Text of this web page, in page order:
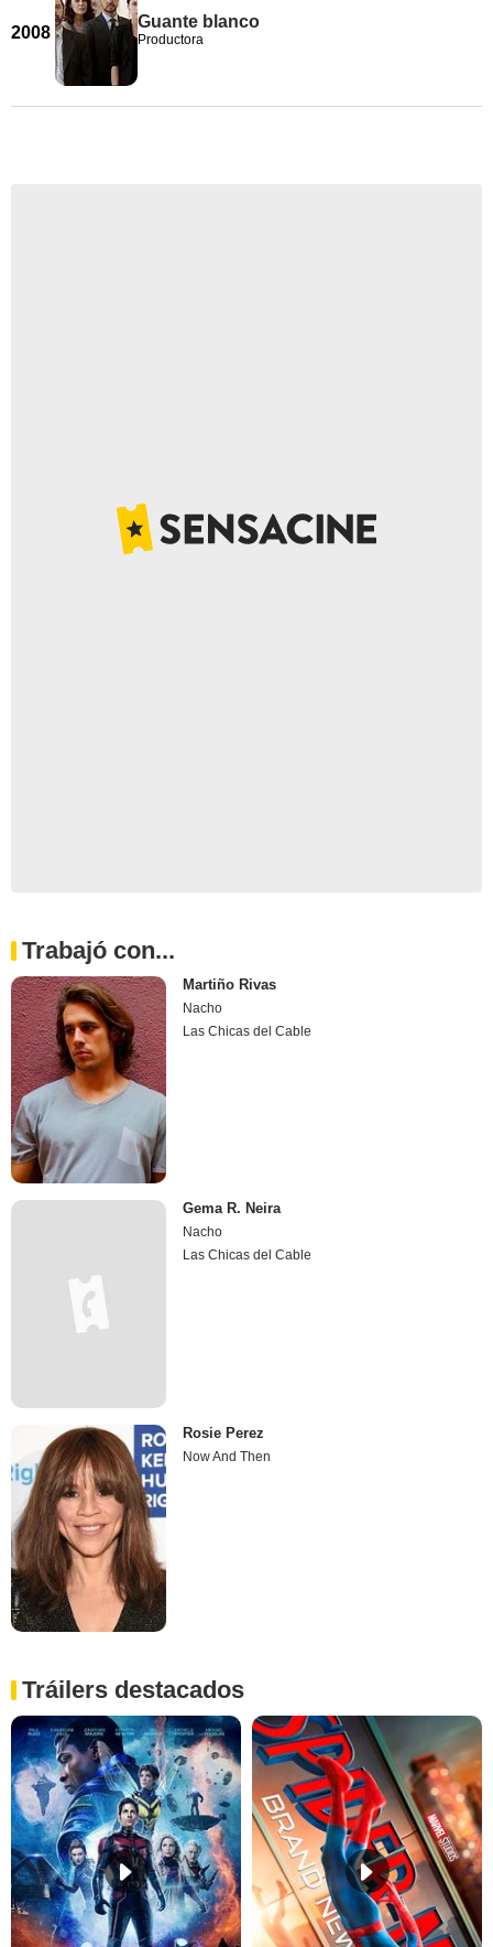
2008
Guante blanco
Productora
Trabajó con...
Martiño Rivas
Nacho
Las Chicas del Cable
Gema R. Neira
Nacho
Las Chicas del Cable
Rosie Perez
Now And Then
Tráilers destacados